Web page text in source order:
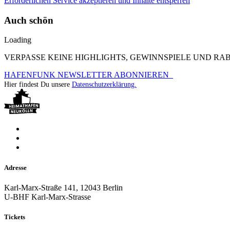
Auch schön
Loading
VERPASSE KEINE HIGHLIGHTS, GEWINNSPIELE UND
HAFENFUNK NEWSLETTER ABONNIEREN
Hier findest Du unsere Datenschutzerklärung.
Adresse
Karl-Marx-Straße 141, 12043 Berlin
U-BHF Karl-Marx-Strasse
Tickets